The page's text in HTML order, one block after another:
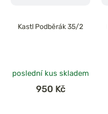
Kastl Podběrák 35/2
poslední kus skladem
950 Kč